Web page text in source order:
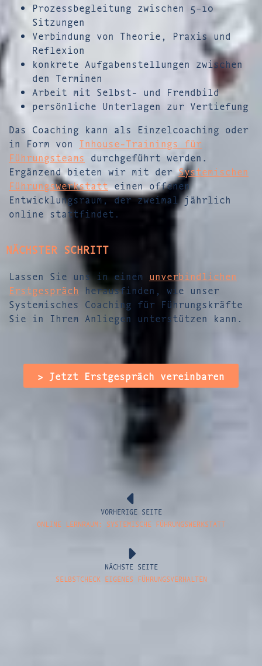
Prozessbegleitung zwischen 5–10
Sitzungen
Verbindung von Theorie, Praxis und
Reflexion
konkrete Aufgabenstellungen zwischen
den Terminen
Arbeit mit Selbst- und Fremdbild
persönliche Unterlagen zur Vertiefung
Das Coaching kann als Einzelcoaching oder
in Form von Inhouse-Trainings für
Führungsteams durchgeführt werden.
Ergänzend bieten wir mit derSystemischen
Führungswerkstatteinen offenen
Entwicklungsraum, der zweimal jährlich
online stattfindet.
NÄCHSTER SCHRITT
Lassen Sie uns in einem unverbindlichen
Erstgespräch herausfinden, wie unser
Systemisches Coaching für Führungskräfte
Sie in Ihrem Anliegen unterstützen kann.
> Jetzt Erstgespräch vereinbaren
VORHERIGE SEITE
ONLINE LERNRAUM: SYSTEMISCHE FÜHRUNGSWERKSTATT
NÄCHSTE SEITE
SELBSTCHECK EIGENES FÜHRUNGSVERHALTEN